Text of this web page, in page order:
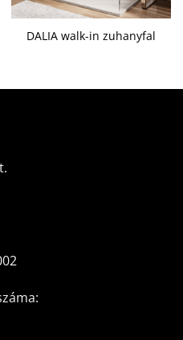
DALIA walk-in zuhanyfal